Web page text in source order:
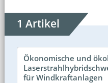
1 Artikel
Ökonomische und
für Windkraftanlagen